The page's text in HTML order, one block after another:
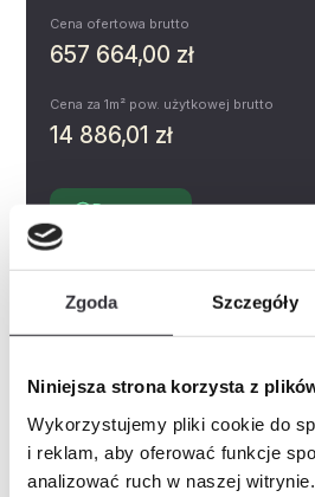
Zgoda Szczegóły
Niniejsza strona korzysta z
Wykorzystujemy pliki cookie do
i reklam, aby oferować funkcje
analizować ruch w naszej
Cena ofertowa brutto
657 664,00 zł
Cena za 1m² pow. użytkowej brutto
14 886,01 zł
Dostępne
Pokoje
Miejsce postojowe Zobacz
Prospekt informacyjny
Historia cen
Inne świadczenia pieniężne